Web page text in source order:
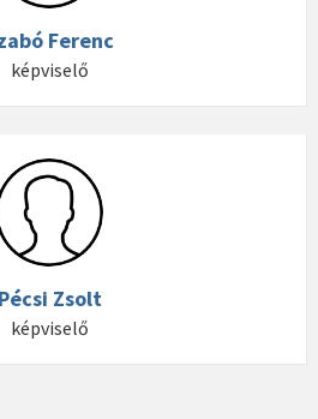
Ferenc
képviselő
Pécsi Zsolt
képviselő